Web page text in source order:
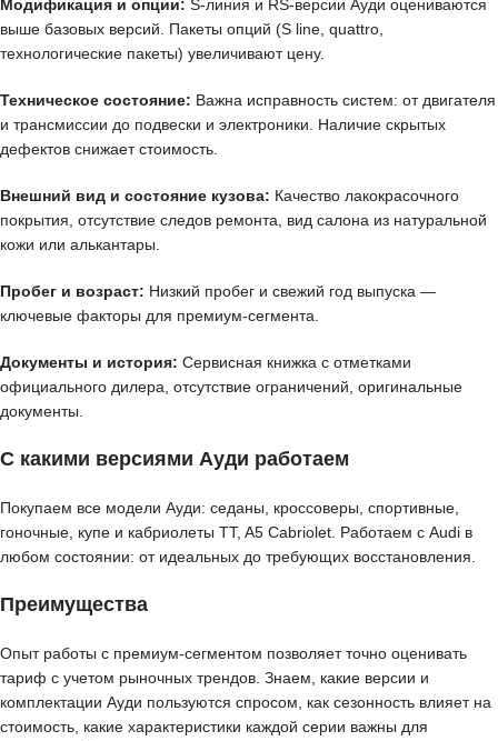
Модификация и опции: S-линия и RS-версии Ауди оцениваются
выше базовых версий. Пакеты опций (S line, quattro,
технологические пакеты) увеличивают цену.
Техническое состояние: Важна исправность систем: от двигателя
и трансмиссии до подвески и электроники. Наличие скрытых
дефектов снижает стоимость.
Внешний вид и состояние кузова: Качество лакокрасочного
покрытия, отсутствие следов ремонта, вид салона из натуральной
кожи или алькантары.
Пробег и возраст: Низкий пробег и свежий год выпуска —
ключевые факторы для премиум-сегмента.
Документы и история: Сервисная книжка с отметками
официального дилера, отсутствие ограничений, оригинальные
документы.
С какими версиями Ауди работаем
Покупаем все модели Ауди: седаны, кроссоверы, спортивные,
гоночные, купе и кабриолеты TT, A5 Cabriolet. Работаем с Audi в
любом состоянии: от идеальных до требующих восстановления.
Преимущества
Опыт работы с премиум-сегментом позволяет точно оценивать
тариф с учетом рыночных трендов. Знаем, какие версии и
комплектации Ауди пользуются спросом, как сезонность влияет на
стоимость, какие характеристики каждой серии важны для